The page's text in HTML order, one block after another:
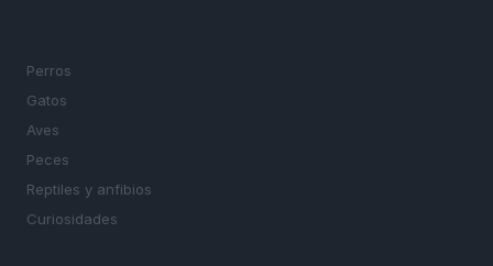
Perros
Gatos
Aves
Peces
Reptiles y anfibios
Curiosidades